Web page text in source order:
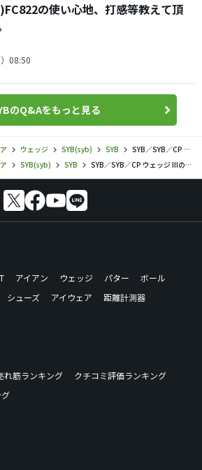
の使い心地、打感等教えて頂
08:50
のQ&Aをもっと見る
ウェッジ SYB(syb) SYB
SYB／SYB／CP ウェッジ IIIの口コミ評価
SYB(syb) SYB SYB／SYB／CP ウェッジ IIIの口コミ評価
アイアン ウェッジ パター
ボール
シューズ アイウェア
距離計測器
れ筋ランキング
クチコミ評価ランキング